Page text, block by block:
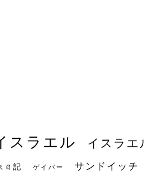
スラエル イスラエ
日記 ゲイバー サンドイッチ